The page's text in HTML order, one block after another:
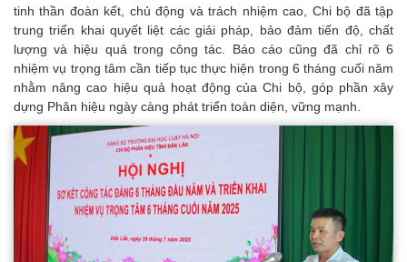
tinh thần đoàn kết, chủ động và trách nhiệm cao, Chi bộ đã tập
trung triển khai quyết liệt các giải pháp, bảo đảm tiến độ, chất
lượng và hiệu quả trong công tác. Báo cáo cũng đã chỉ rõ 6
nhiệm vụ trọng tâm cần tiếp tục thực hiện trong 6 tháng cuối năm
nhằm nâng cao hiệu quả hoạt động của Chi bộ, góp phần xây
dựng Phân hiệu ngày càng phát triển toàn diện, vững mạnh.